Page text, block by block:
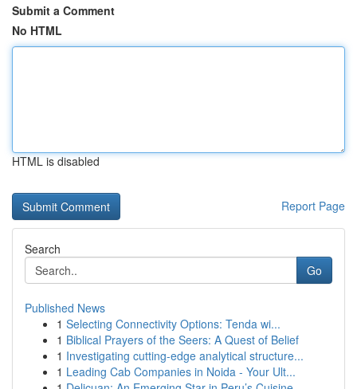
Submit a Comment
No HTML
HTML is disabled
Report Page
Search
Go
Published News
1 Selecting Connectivity Options: Tenda wi...
1 Biblical Prayers of the Seers: A Quest of Belief
1 Investigating cutting-edge analytical structure...
1 Leading Cab Companies in Noida - Your Ult...